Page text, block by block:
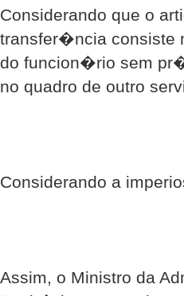
Considerando que o
transfer�ncia
do funcion�rio sem
no quadro de outro
Considerando a
Assim, o Ministro da